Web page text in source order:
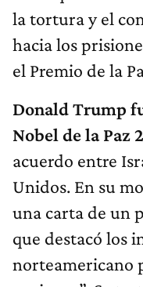
la tortura y el
hacia los
el Premio de la
Donald Trump
Nobel de la Paz
acuerdo entre
Unidos. En su
una carta de un
que destacó los
norteamericano